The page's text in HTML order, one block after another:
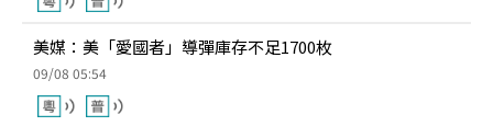
美媒：美「愛國者」導彈庫存不足1700枚
09/08 05:54